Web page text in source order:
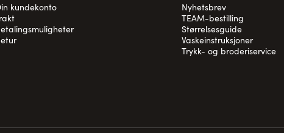
kundekonto
Nyhetsbrev
TEAM-bestilling
Størrelsesguide
Vaskeinstruksjoner
Trykk- og broderiservice